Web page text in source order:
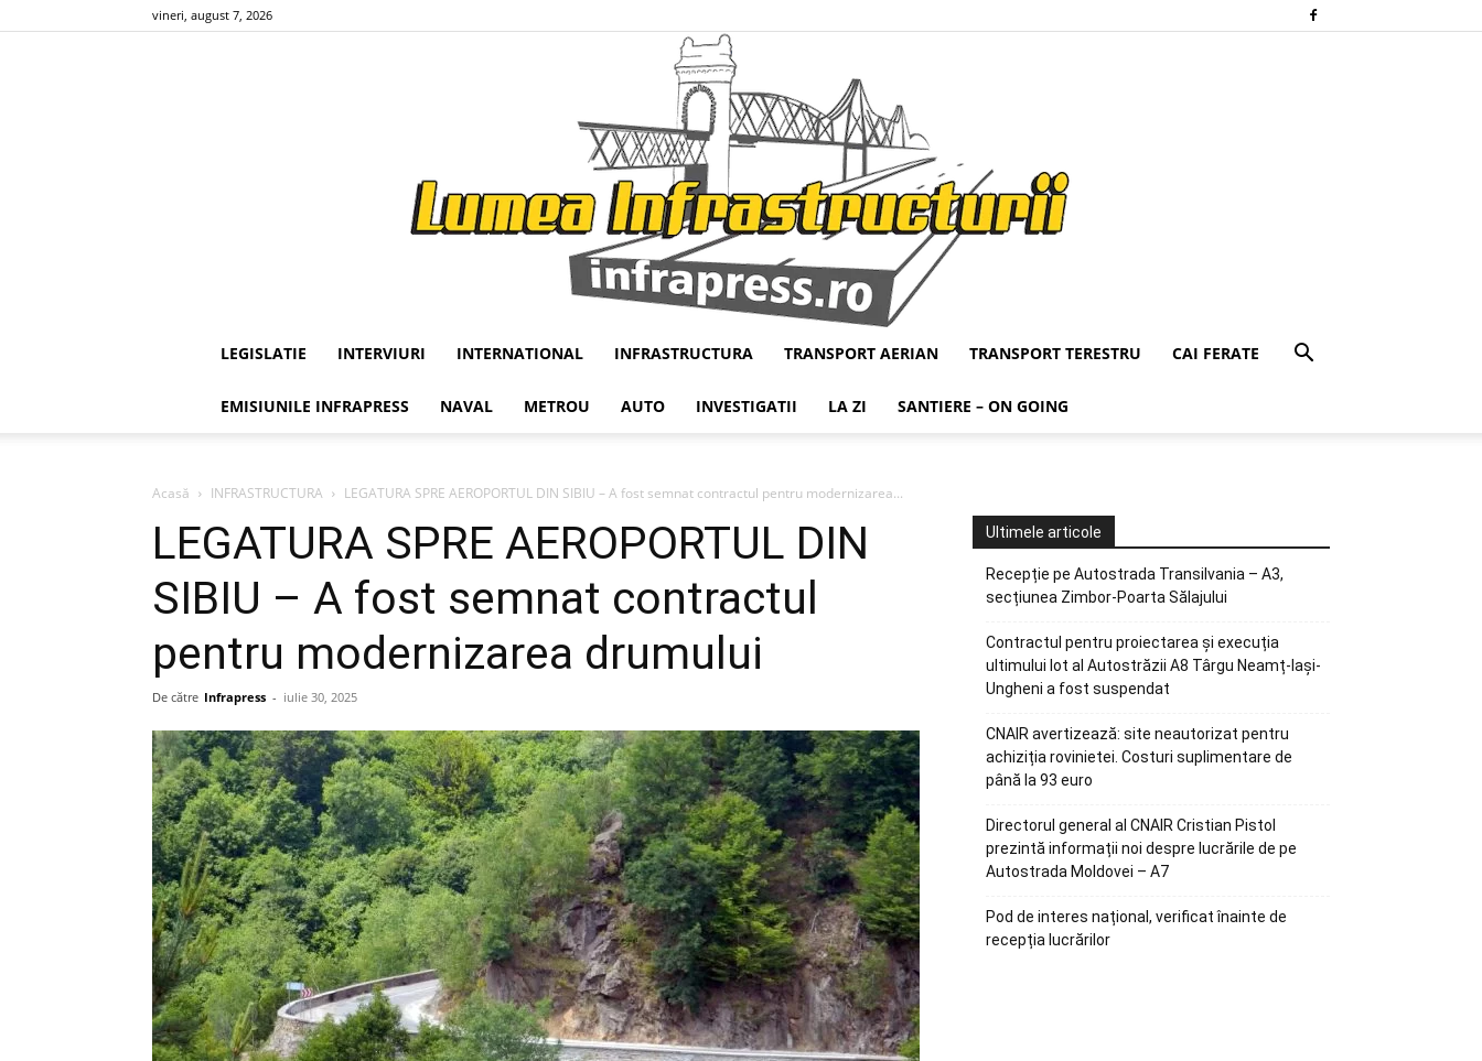
vineri, august 7, 2026
Infrapress
LEGISLATIE INTERVIURI INTERNATIONAL INFRASTRUCTURA TRANSPORT AERIAN TRANSPORT TERESTRU CAI FERATE
EMISIUNILE INFRAPRESS NAVAL METROU AUTO INVESTIGATII LA ZI SANTIERE – ON GOING
Acasă INFRASTRUCTURA LEGATURA SPRE AEROPORTUL DIN SIBIU – A fost semnat contractul pentru modernizarea...
LEGATURA SPRE AEROPORTUL DIN
SIBIU – A fost semnat contractul
pentru modernizarea drumului
De către Infrapress - iulie 30, 2025
Ultimele articole
Recepție pe Autostrada Transilvania – A3,
secțiunea Zimbor-Poarta Sălajului
Contractul pentru proiectarea și execuția
ultimului lot al Autostrăzii A8 Târgu Neamț-Iași-
Ungheni a fost suspendat
CNAIR avertizează: site neautorizat pentru
achiziția rovinietei. Costuri suplimentare de
până la 93 euro
Directorul general al CNAIR Cristian Pistol
prezintă informații noi despre lucrările de pe
Autostrada Moldovei – A7
Pod de interes național, verificat înainte de
recepția lucrărilor